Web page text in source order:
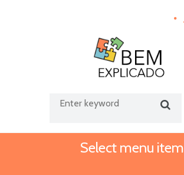
Select menu item